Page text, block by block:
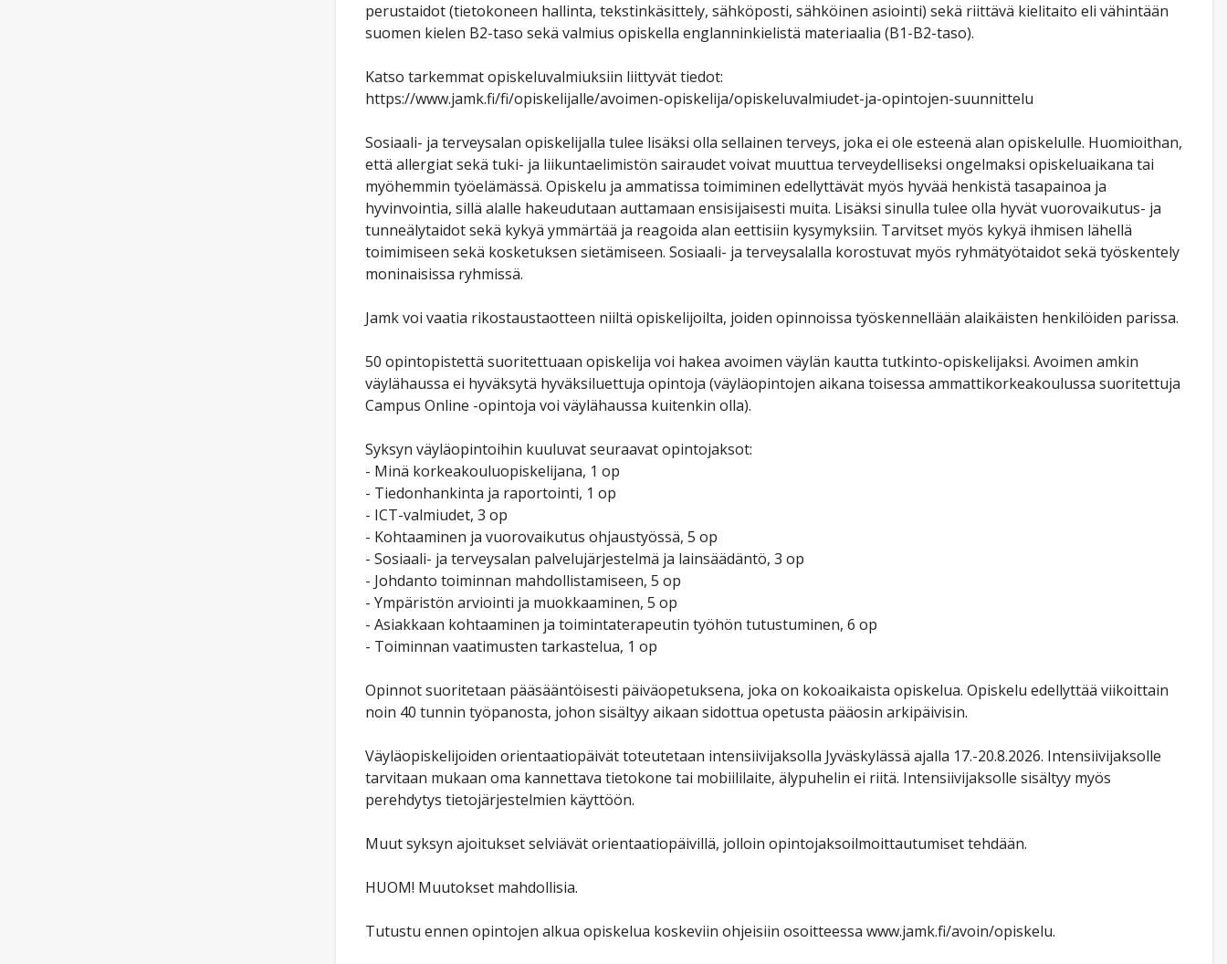
perustaidot (tietokoneen hallinta, tekstinkäsittely, sähköposti, sähköinen asiointi) sekä riittävä kielitaito eli vähintään
suomen kielen B2-taso sekä valmius opiskella englanninkielistä materiaalia (B1-B2-taso).
Katso tarkemmat opiskeluvalmiuksiin liittyvät tiedot:
https://www.jamk.fi/fi/opiskelijalle/avoimen-opiskelija/opiskeluvalmiudet-ja-opintojen-suunnittelu
Sosiaali- ja terveysalan opiskelijalla tulee lisäksi olla sellainen terveys, joka ei ole esteenä alan opiskelulle. Huomioithan,
että allergiat sekä tuki- ja liikuntaelimistön sairaudet voivat muuttua terveydelliseksi ongelmaksi opiskeluaikana tai
myöhemmin työelämässä. Opiskelu ja ammatissa toimiminen edellyttävät myös hyvää henkistä tasapainoa ja
hyvinvointia, sillä alalle hakeudutaan auttamaan ensisijaisesti muita. Lisäksi sinulla tulee olla hyvät vuorovaikutus- ja
tunneälytaidot sekä kykyä ymmärtää ja reagoida alan eettisiin kysymyksiin. Tarvitset myös kykyä ihmisen lähellä
toimimiseen sekä kosketuksen sietämiseen. Sosiaali- ja terveysalalla korostuvat myös ryhmätyötaidot sekä työskentely
moninaisissa ryhmissä.
Jamk voi vaatia rikostaustaotteen niiltä opiskelijoilta, joiden opinnoissa työskennellään alaikäisten henkilöiden parissa.
50 opintopistettä suoritettuaan opiskelija voi hakea avoimen väylän kautta tutkinto-opiskelijaksi. Avoimen amkin
väylähaussa ei hyväksytä hyväksiluettuja opintoja (väyläopintojen aikana toisessa ammattikorkeakoulussa suoritettuja
Campus Online -opintoja voi väylähaussa kuitenkin olla).
Syksyn väyläopintoihin kuuluvat seuraavat opintojaksot:
- Minä korkeakouluopiskelijana, 1 op
- Tiedonhankinta ja raportointi, 1 op
- ICT-valmiudet, 3 op
- Kohtaaminen ja vuorovaikutus ohjaustyössä, 5 op
- Sosiaali- ja terveysalan palvelujärjestelmä ja lainsäädäntö, 3 op
- Johdanto toiminnan mahdollistamiseen, 5 op
- Ympäristön arviointi ja muokkaaminen, 5 op
- Asiakkaan kohtaaminen ja toimintaterapeutin työhön tutustuminen, 6 op
- Toiminnan vaatimusten tarkastelua, 1 op
Opinnot suoritetaan pääsääntöisesti päiväopetuksena, joka on kokoaikaista opiskelua. Opiskelu edellyttää viikoittain
noin 40 tunnin työpanosta, johon sisältyy aikaan sidottua opetusta pääosin arkipäivisin.
Väyläopiskelijoiden orientaatiopäivät toteutetaan intensiivijaksolla Jyväskylässä ajalla 17.-20.8.2026. Intensiivijaksolle
tarvitaan mukaan oma kannettava tietokone tai mobiililaite, älypuhelin ei riitä. Intensiivijaksolle sisältyy myös
perehdytys tietojärjestelmien käyttöön.
Muut syksyn ajoitukset selviävät orientaatiopäivillä, jolloin opintojaksoilmoittautumiset tehdään.
HUOM! Muutokset mahdollisia.
Tutustu ennen opintojen alkua opiskelua koskeviin ohjeisiin osoitteessa www.jamk.fi/avoin/opiskelu.